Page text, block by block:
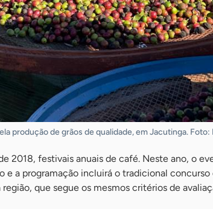
produção de grãos de qualidade, em Jacutinga. Foto:
2018, festivais anuais de café. Neste ano, o
e a programação incluirá o tradicional concurso
que segue os mesmos critérios de